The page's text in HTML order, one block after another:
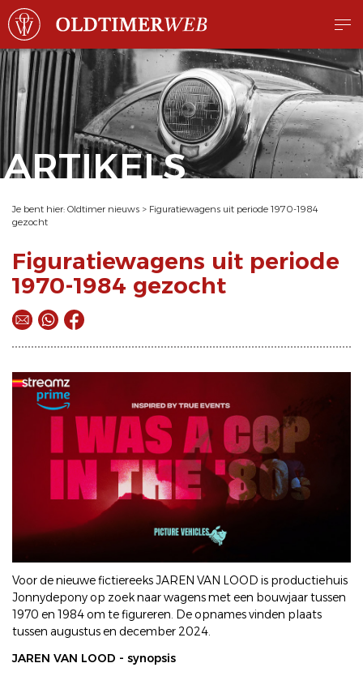
ARTIKELS
Je bent hier: Oldtimer nieuws > Figuratiewagens uit periode 1970-1984
gezocht
Figuratiewagens uit periode
1970-1984 gezocht
Voor de nieuwe fictiereeks JAREN VAN LOOD is productiehuis
Jonnydepony op zoek naar wagens met een bouwjaar tussen
1970 en 1984 om te figureren. De opnames vinden plaats
tussen augustus en december 2024.
JAREN VAN LOOD - synopsis